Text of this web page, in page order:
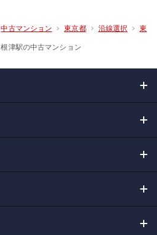
中古マンション 東京都 沿線選択 東
根津駅の中古マンション